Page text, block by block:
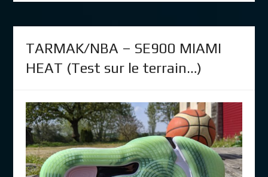
TARMAK/NBA – SE900 MIAMI
HEAT (Test sur le terrain…)